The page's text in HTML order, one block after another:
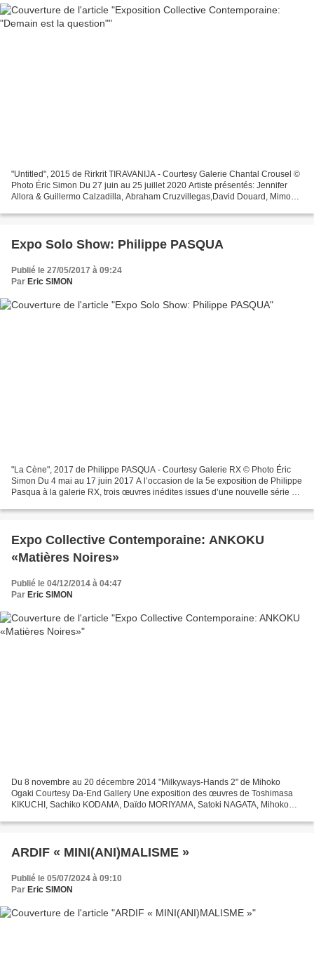
"Untitled", 2015 de Rirkrit TIRAVANIJA - Courtesy Galerie Chantal Crousel ©
Photo Éric Simon Du 27 juin au 25 juillet 2020 Artiste présentés: Jennifer
Allora & Guillermo Calzadilla, Abraham Cruzvillegas,David Douard, Mimosa
Expo Solo Show: Philippe PASQUA
Publié le 27/05/2017 à 09:24
Par Eric SIMON
"La Cène", 2017 de Philippe PASQUA - Courtesy Galerie RX © Photo Éric
Simon Du 4 mai au 17 juin 2017 A l’occasion de la 5e exposition de Philippe
Pasqua à la galerie RX, trois œuvres inédites issues d’une nouvelle série de
Expo Collective Contemporaine: ANKOKU
«Matières Noires»
Publié le 04/12/2014 à 04:47
Par Eric SIMON
Du 8 novembre au 20 décembre 2014 "Milkyways-Hands 2" de Mihoko
Ogaki Courtesy Da-End Gallery Une exposition des œuvres de Toshimasa
KIKUCHI, Sachiko KODAMA, Daïdo MORIYAMA, Satoki NAGATA, Mihoko
ARDIF « MINI(ANI)MALISME »
Publié le 05/07/2024 à 09:10
Par Eric SIMON